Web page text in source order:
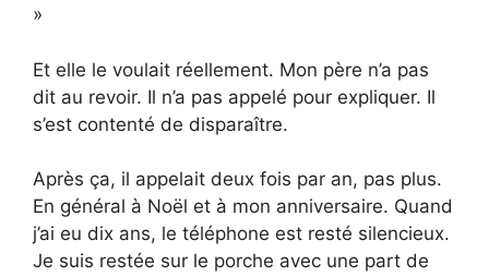
»
Et elle le voulait réellement. Mon père n’a pas
dit au revoir. Il n’a pas appelé pour expliquer. Il
s’est contenté de disparaître.
Après ça, il appelait deux fois par an, pas plus.
En général à Noël et à mon anniversaire. Quand
j’ai eu dix ans, le téléphone est resté silencieux.
Je suis restée sur le porche avec une part de